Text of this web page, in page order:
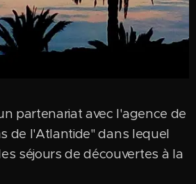
partenariat avec l'agence de
de l'Atlantide" dans lequel
séjours de découvertes à la